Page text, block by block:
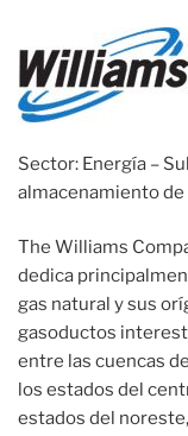
Sector: Energía –
almacenamiento de
The Williams
dedica
gas natural y sus
gasoductos
entre las cuencas
los estados del
estados del